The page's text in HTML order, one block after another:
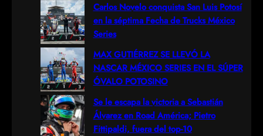
Carlos Novelo conquista San Luis Potosí
en la séptima Fecha de Trucks México
Series
MAX GUTIÉRREZ SE LLEVÓ LA
NASCAR MÉXICO SERIES EN EL SÚPER
ÓVALO POTOSINO
Se le escapa la victoria a Sebastián
Álvarez en Road América; Pietro
Fittipaldi, fuera del top-10